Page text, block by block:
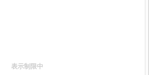
表示制限中